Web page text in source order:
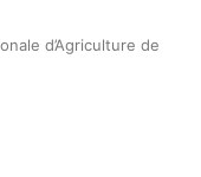
d’Agriculture de